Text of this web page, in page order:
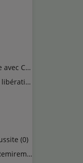
(0)
(1)
(0)
(0)